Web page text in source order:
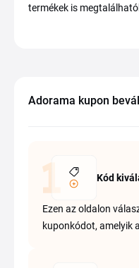
termékek is
Adorama kupon
Kód
Ezen az oldalon
kuponkódot, amelyik